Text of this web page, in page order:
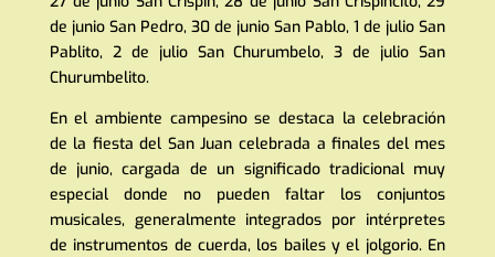
de junio San Pedro, 30 de junio San Pablo, 1 de julio San
Pablito, 2 de julio San Churumbelo, 3 de julio San
Churumbelito.
En el ambiente campesino se destaca la celebración
de la fiesta del San Juan celebrada a finales del mes
de junio, cargada de un significado tradicional muy
especial donde no pueden faltar los conjuntos
musicales, generalmente integrados por intérpretes
de instrumentos de cuerda, los bailes y el jolgorio. En